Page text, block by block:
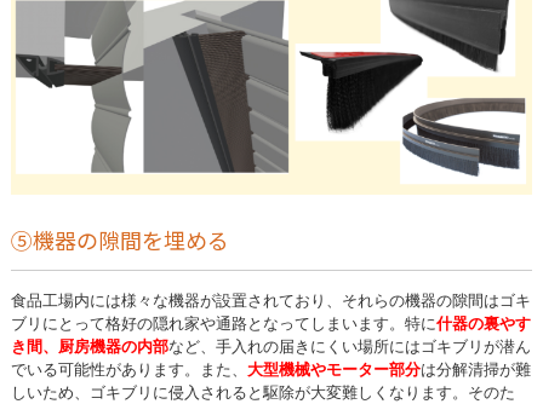
⑤機器の隙間を埋める
食品工場内には様々な機器が設置されており、それらの機器の隙間はゴキ
ブリにとって格好の隠れ家や通路となってしまいます。特に什器の裏やす
き間、厨房機器の内部など、手入れの届きにくい場所にはゴキブリが潜ん
でいる可能性があります。また、 大型機械やモーター部分は分解清掃が難
しいため、ゴキブリに侵入されると駆除が大変難しくなります。そのた